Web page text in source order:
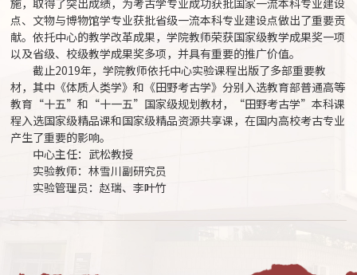
施，取得了突出成绩，为考古学专业成功获批国家一流本科专业建设
点、文物与博物馆学专业获批省级一流本科专业建设点做出了重要贡
献。依托中心的教学改革成果，学院教师荣获国家级教学成果奖一项
以及省级、校级教学成果奖多项，并具有重要的推广价值。
截止2019年，学院教师依托中心实验课程出版了多部重要教
材，其中《体质人类学》和《田野考古学》分别入选教育部普通高等
教育“十五”和“十一五”国家级规划教材，“田野考古学”本科课
程入选国家级精品课和国家级精品资源共享课，在国内高校考古专业
产生了重要的影响。
中心主任：武松教授
实验教师：林雪川副研究员
实验管理员：赵瑞、李叶竹